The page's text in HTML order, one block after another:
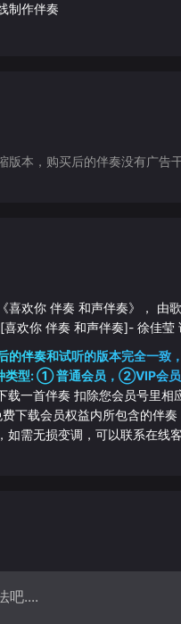
制作伴奏
版本，购买后的伴奏没有广
喜欢你 伴奏 和声伴奏》， 由
[喜欢你 伴奏 和声伴奏]- 徐佳莹
的伴奏和试听的版本完全一致
类型: ① 普通会员，②VIP会员
载一首伴奏 扣除您会员号里相
下载会员权益内所包含的伴
如需无损变调，可以联系在线